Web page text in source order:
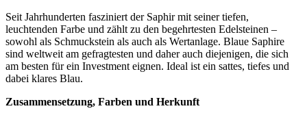
Seit Jahrhunderten fasziniert der Saphir mit seiner tiefen,
leuchtenden Farbe und zählt zu den begehrtesten Edelsteinen –
sowohl als Schmuckstein als auch als Wertanlage. Blaue Saphire
sind weltweit am gefragtesten und daher auch diejenigen, die sich
am besten für ein Investment eignen. Ideal ist ein sattes, tiefes und
dabei klares Blau.
Zusammensetzung, Farben und Herkunft